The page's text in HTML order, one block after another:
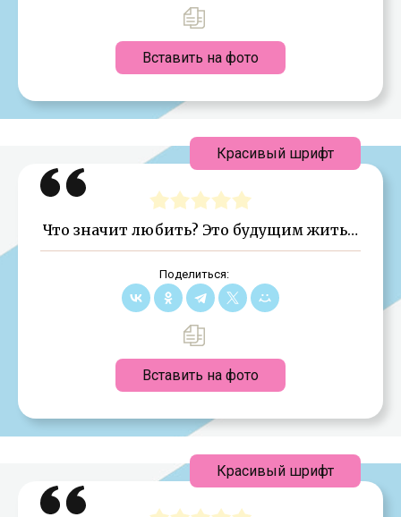
Вставить на фото
Что значит любить? Это будущим жить…
Поделиться:
Вставить на фото
Красивый шрифт
Красивый шрифт